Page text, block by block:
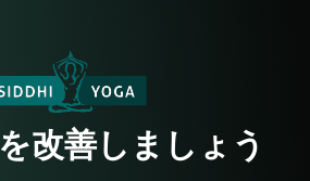
を改善しましょう